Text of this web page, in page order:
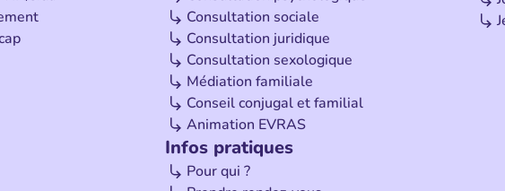
Consultation sociale
Consultation juridique
Consultation sexologique
Médiation familiale
Conseil conjugal et familial
Animation EVRAS
Infos pratiques
Pour qui ?